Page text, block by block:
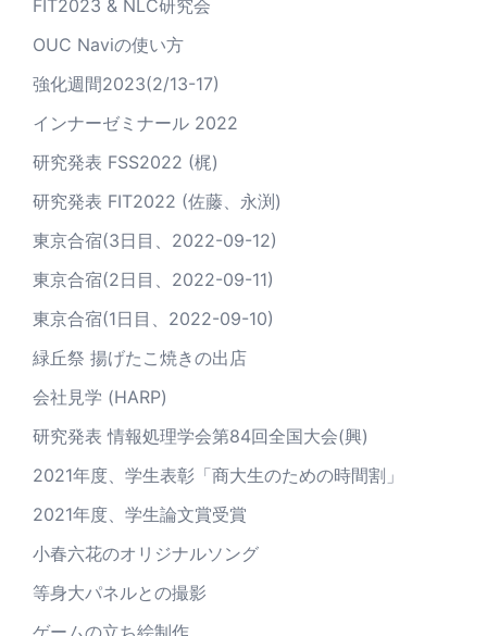
FIT2023 & NLC研究会
OUC Naviの使い方
強化週間2023(2/13-17)
インナーゼミナール 2022
研究発表 FSS2022 (梶)
研究発表 FIT2022 (佐藤、永渕)
東京合宿(3日目、2022-09-12)
東京合宿(2日目、2022-09-11)
東京合宿(1日目、2022-09-10)
緑丘祭 揚げたこ焼きの出店
会社見学 (HARP)
研究発表 情報処理学会第84回全国大会(興)
2021年度、学生表彰「商大生のための時間割」
2021年度、学生論文賞受賞
小春六花のオリジナルソング
等身大パネルとの撮影
ゲームの立ち絵制作